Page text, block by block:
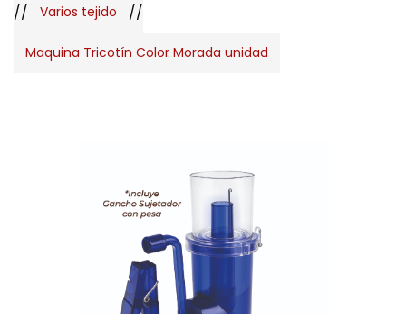
// Varios tejido //
Maquina Tricotín Color Morada unidad